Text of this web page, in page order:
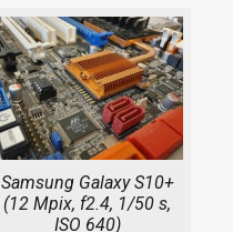
Samsung Galaxy S10+
(12 Mpix, f2.4, 1/50 s,
ISO 640)